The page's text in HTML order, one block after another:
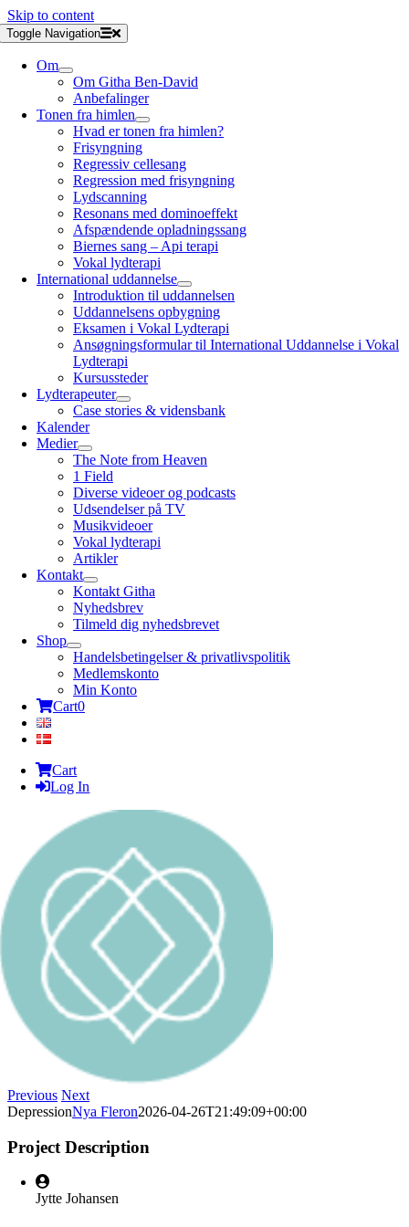
Skip to content
Toggle Navigation
Om
Om Githa Ben-David
Anbefalinger
Tonen fra himlen
Hvad er tonen fra himlen?
Frisyngning
Regressiv cellesang
Regression med frisyngning
Lydscanning
Resonans med dominoeffekt
Afspændende opladningssang
Biernes sang – Api terapi
Vokal lydterapi
International uddannelse
Introduktion til uddannelsen
Uddannelsens opbygning
Eksamen i Vokal Lydterapi
Ansøgningsformular til International Uddannelse i Vokal
Lydterapi
Kursussteder
Lydterapeuter
Case stories & vidensbank
Kalender
Medier
The Note from Heaven
1 Field
Diverse videoer og podcasts
Udsendelser på TV
Musikvideoer
Vokal lydterapi
Artikler
Kontakt
Kontakt Githa
Nyhedsbrev
Tilmeld dig nyhedsbrevet
Shop
Handelsbetingelser & privatlivspolitik
Medlemskonto
Min Konto
Cart0
Cart
Log In
Previous Next
DepressionNya Fleron2026-04-26T21:49:09+00:00
Project Description
Jytte Johansen